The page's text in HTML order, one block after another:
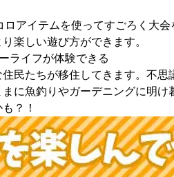
アイテムを使ってすごろく大
楽しい遊び方ができます。
ライフが体験できる
民たちが移住してきます。不思
に魚釣りやガーデニングに明け
？！